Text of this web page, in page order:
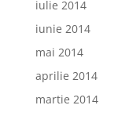
iulie 2014
iunie 2014
mai 2014
aprilie 2014
martie 2014